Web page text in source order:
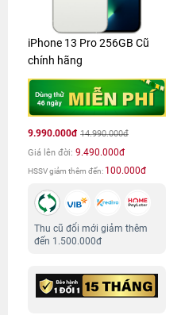
iPhone 13 Pro 256GB Cũ
chính hãng
9.990.000đ 14.990.000đ
Giá lên đời: 9.490.000đ
HSSV giảm thêm đến: 100.000đ
Thu cũ đổi mới giảm thêm
đến 1.500.000đ